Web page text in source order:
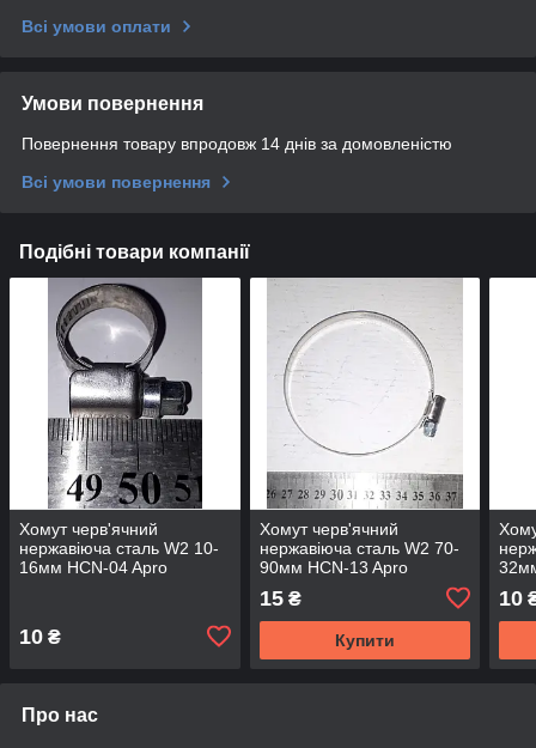
Всі умови оплати
Умови повернення
Повернення товару впродовж 14 днів за домовленістю
Всі умови повернення
Подібні товари компанії
Хомут черв'ячний
нержавіюча сталь W2 10-
16мм HCN-04 Apro
10 ₴
Хомут черв'ячний
нержавіюча сталь W2 70-
90мм HCN-13 Apro
15₴
Купити
10
Про нас